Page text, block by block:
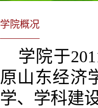
学院概况
学院于
原山东经济
学、学科建